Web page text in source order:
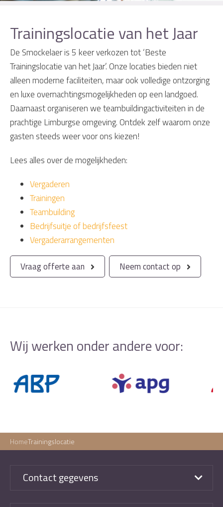
Trainingslocatie van het Jaar
De Smockelaer is 5 keer verkozen tot ‘Beste
Trainingslocatie van het Jaar’. Onze locaties bieden niet
alleen moderne faciliteiten, maar ook volledige ontzorging
en luxe overnachtingsmogelijkheden op een landgoed.
Daarnaast organiseren we teambuildingactiviteiten in de
prachtige Limburgse omgeving. Ontdek zelf waarom onze
gasten steeds weer voor ons kiezen!
Lees alles over de mogelijkheden:
Vergaderen
Trainingen
Teambuilding
Bedrijfsuitje of bedrijfsfeest
Vergaderarrangementen
Vraag offerte aan Neem contact op
Wij werken onder andere voor:
HomeTrainingslocatie
Contact gegevens